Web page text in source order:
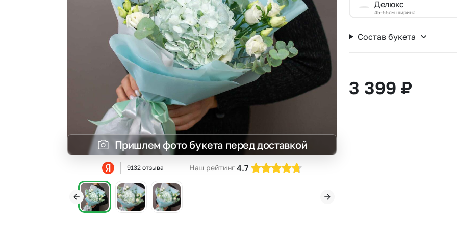
Гвоздики
Георгины
Гипсофила
Гортензии
Статица
Суккуленты
Тюльпаны
Фрезия
Эустома
Insta букеты
Новинки
Пришлем фото букета перед доставкой
9132 отзыва Наш рейтинг 4.7
Делюкс
45-55см ширина
Состав букета
3 399 ₽